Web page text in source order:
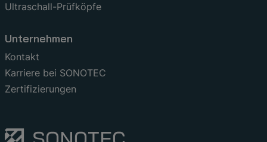
Ultraschall-Prüfköpfe
Unternehmen
Kontakt
Karriere bei SONOTEC
Zertifizierungen